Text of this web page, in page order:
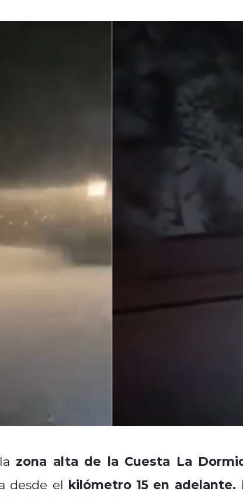
zona alta de la Cuesta La
desde el kilómetro 15 en adelante.